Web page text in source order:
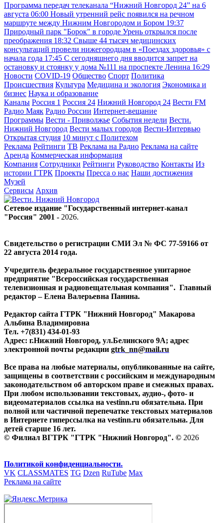
Программа передач телеканала “Нижний Новгород 24” на 6
августа 06:00 Новый утренний рейс появился на речном
маршруте между Нижним Новгородом и Бором 19:37
Природный парк "Борок" в городе Урень открылся после
преображения 18:32 Свыше 44 тысяч медицинских
консультаций провели нижегородцам в «Поездах здоровья» с
начала года 17:45 С сегодняшнего дня вводится запрет на
остановку и стоянку у дома №111 на проспекте Ленина 16:29
Новости COVID-19 Общество Спорт Политика
Происшествия Культура Медицина и экология Экономика и
бизнес Наука и образование
Каналы Россия 1 Россия 24 Нижний Новгород 24 Вести FM
Радио Маяк Радио России Интернет-вещание
Программы Вести - Приволжье События недели Вести.
Нижний Новгород Вести малых городов Вести-Интервью
Открытая студия 10 минут с Политехом
Реклама Рейтинги ТВ Реклама на Радио Реклама на сайте
Аренда Коммерческая информация
Компания Сотрудники Рейтинги Руководство Контакты Из
истории ГТРК Проекты Пресса о нас Наши достижения
Музей
Сервисы Архив
Сетевое издание "Государственный интернет-канал
"Россия" 2001 - 2026.
Свидетельство о регистрации СМИ Эл № ФС 77-59166 от
22 августа 2014 года.
Учредитель федеральное государственное унитарное
предприятие "Всероссийская государственная
телевизионная и радиовещательная компания". Главный
редактор – Елена Валерьевна Панина.
Редактор сайта ГТРК "Нижний Новгород" Макарова
Альбина Владимировна
Тел. +7(831) 434-01-93
Адрес: г.Нижний Новгород, ул.Белинского 9А; адрес
электронной почты редакции gtrk_nn@mail.ru
Все права на любые материалы, опубликованные на сайте,
защищены в соответствии с российским и международным
законодательством об авторском праве и смежных правах.
При любом использовании текстовых, аудио-, фото- и
видеоматериалов ссылка на vestinn.ru обязательна. При
полной или частичной перепечатке текстовых материалов
в Интернете гиперссылка на vestinn.ru обязательна. Для
детей старше 16 лет.
© Филиал ВГТРК "ГТРК "Нижний Новгород". © 2026
Политикой конфиденциальности.
VK CLASSMATES TG Dzen RuTube Max
Реклама на сайте